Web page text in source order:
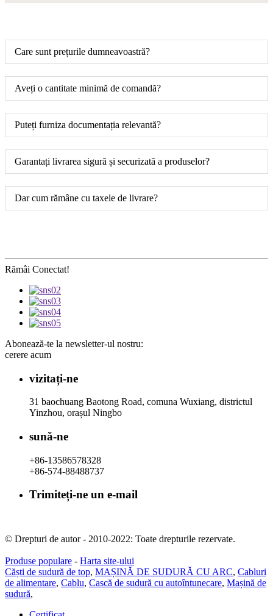
Care sunt prețurile dumneavoastră?
Aveți o cantitate minimă de comandă?
Puteți furniza documentația relevantă?
Garantați livrarea sigură și securizată a produselor?
Dar cum rămâne cu taxele de livrare?
Rămâi Conectat!
Abonează-te la newsletter-ul nostru:
cerere acum
vizitați-ne
31 baochuang Baotong Road, comuna Wuxiang, districtul
Yinzhou, orașul Ningbo
sună-ne
+86-13586578328
+86-574-88488737
Trimiteți-ne un e-mail
© Drepturi de autor - 2010-2022: Toate drepturile rezervate.
Produse populare - Harta site-ului
Căști de sudură de top, MAȘINĂ DE SUDURĂ CU ARC, Cabluri
de alimentare, Cablu, Cască de sudură cu autoîntunecare, Mașină de
sudură,